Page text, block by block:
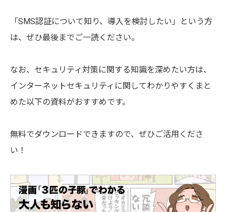
「SMS認証について知り、導入を検討したい」という方
は、ぜひ最後までご一読ください。
なお、セキュリティ対策に関する知識を深めたい方は、
インターネットセキュリティに関してわかりやすくまと
めた以下の資料がおすすめです。
無料でダウンロードできますので、ぜひご活用くださ
い！